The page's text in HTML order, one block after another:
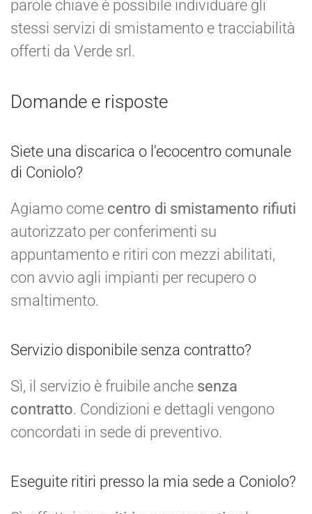
parole chiave è possibile individuare gli
stessi servizi di smistamento e tracciabilità
offerti da Verde srl.
Domande e risposte
Siete una discarica o l'ecocentro comunale
di Coniolo?
Agiamo come centro di smistamento rifiuti
autorizzato per conferimenti su
appuntamento e ritiri con mezzi abilitati,
con avvio agli impianti per recupero o
smaltimento.
Servizio disponibile senza contratto?
Sì, il servizio è fruibile anche senza
contratto. Condizioni e dettagli vengono
concordati in sede di preventivo.
Eseguite ritiri presso la mia sede a Coniolo?